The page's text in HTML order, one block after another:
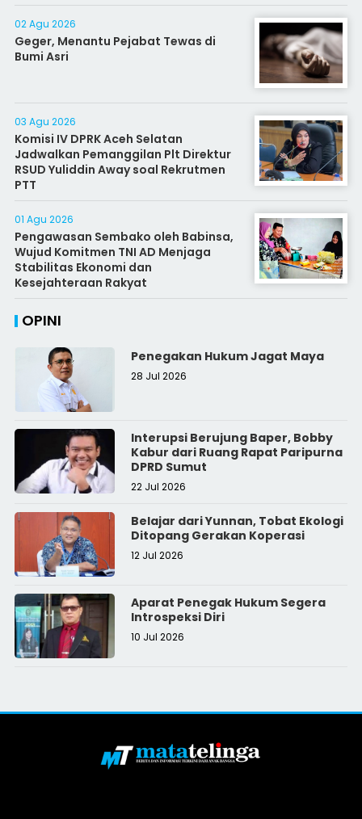
02 Agu 2026
Geger, Menantu Pejabat Tewas di
Bumi Asri
03 Agu 2026
Komisi IV DPRK Aceh Selatan
Jadwalkan Pemanggilan Plt Direktur
RSUD Yuliddin Away soal Rekrutmen
PTT
01 Agu 2026
Pengawasan Sembako oleh Babinsa,
Wujud Komitmen TNI AD Menjaga
Stabilitas Ekonomi dan
Kesejahteraan Rakyat
OPINI
Penegakan Hukum Jagat Maya
28 Jul 2026
Interupsi Berujung Baper, Bobby
Kabur dari Ruang Rapat Paripurna
DPRD Sumut
22 Jul 2026
Belajar dari Yunnan, Tobat Ekologi
Ditopang Gerakan Koperasi
12 Jul 2026
Aparat Penegak Hukum Segera
Introspeksi Diri
10 Jul 2026